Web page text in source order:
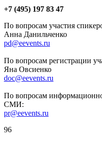
+7 (495) 197 83 47
По вопросам участия
Анна Данильченко
pd@eevents.ru
По вопросам регистрации
Яна Овсиенко
doc@eevents.ru
По вопросам
СМИ:
pr@eevents.ru
96